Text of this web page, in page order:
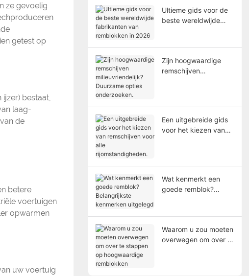
ze gevoelig
getest op
bestaat,
laag-
de
betere
voertuigen
opwarmen
uw voertuig
Ultieme gids voor de
beste wereldwijde
Zijn hoogwaardige
remschijven
Een uitgebreide gids
voor het kiezen van
Wat kenmerkt een
goede remblok?
Waarom u zou moeten
overwegen om over te